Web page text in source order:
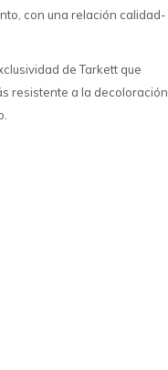
con una relación calidad-
de Tarkett que
resistente a la decoloración